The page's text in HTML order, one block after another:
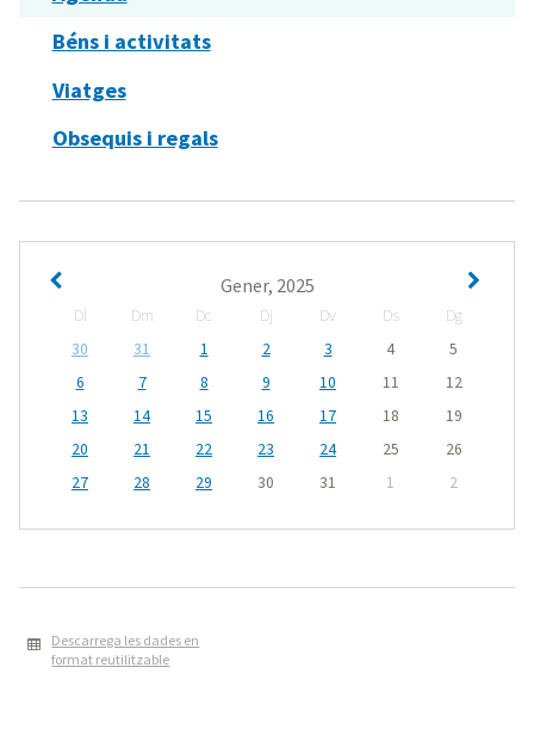
Béns i activitats
Viatges
Obsequis i regals
Gener, 2025
Dl Dm Dc Dj Dv Ds
Dg
30
31 1 2 3 4
5
6
7 8 9 10 11
12
13
14 15 16 17 18
19
20
21 22 23 24 25
26
27
28 29 30 31 1 2
Descarrega les dades en
format reutilitzable